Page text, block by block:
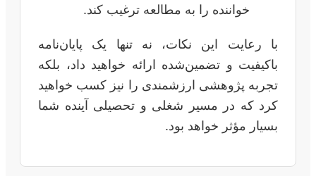
خواننده را به مطالعه ترغیب کند.
با رعایت این نکات، نه تنها یک پایان‌نامه
باکیفیت و تضمین‌شده ارائه خواهید داد، بلکه
تجربه پژوهشی ارزشمندی را نیز کسب خواهید
کرد که در مسیر شغلی و تحصیلی آینده شما
بسیار مؤثر خواهد بود.